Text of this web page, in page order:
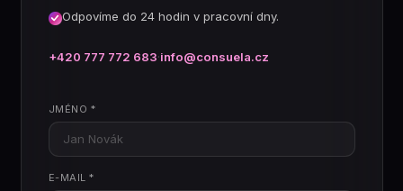
Odpovíme do 24 hodin v pracovní dny.
+420 777 772 683·info@consuela.cz
JMÉNO *
E-MAIL *